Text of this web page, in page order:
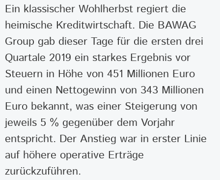
Ein klassischer Wohlherbst regiert die
heimische Kreditwirtschaft. Die BAWAG
Group gab dieser Tage für die ersten drei
Quartale 2019 ein starkes Ergebnis vor
Steuern in Höhe von 451 Millionen Euro
und einen Nettogewinn von 343 Millionen
Euro bekannt, was einer Steigerung von
jeweils 5 % gegenüber dem Vorjahr
entspricht. Der Anstieg war in erster Linie
auf höhere operative Erträge
zurückzuführen.